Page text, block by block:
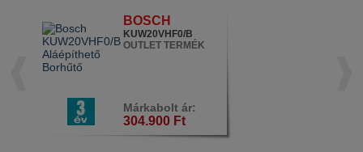
BOSCH
KUW20VHF0/B
OUTLET TERMÉK
Márkabolt ár:
304.900 Ft